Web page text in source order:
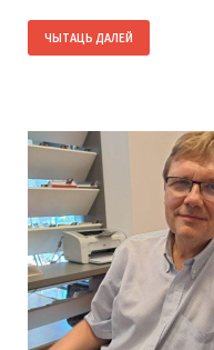
ЧЫТАЦЬ ДАЛЕЙ